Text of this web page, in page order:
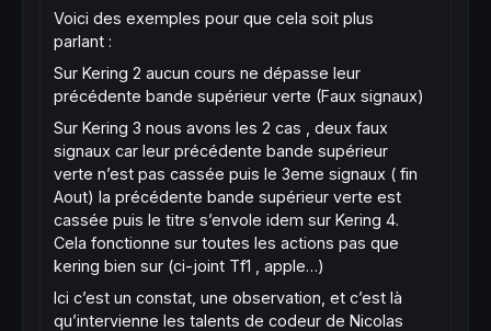
Voici des exemples pour que cela soit plus
parlant :
Sur Kering 2 aucun cours ne dépasse leur
précédente bande supérieur verte (Faux signaux)
Sur Kering 3 nous avons les 2 cas , deux faux
signaux car leur précédente bande supérieur
verte n’est pas cassée puis le 3eme signaux ( fin
Aout) la précédente bande supérieur verte est
cassée puis le titre s’envole idem sur Kering 4.
Cela fonctionne sur toutes les actions pas que
kering bien sur (ci-joint Tf1 , apple…)
Ici c’est un constat, une observation, et c’est là
qu’intervienne les talents de codeur de Nicolas